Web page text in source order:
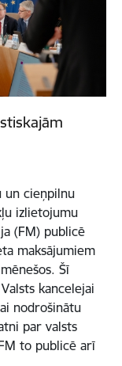
un cieņpilnu
izlietojumu
(FM) publicē
maksājumiem
Šī
kancelejai
nodrošinātu
par valsts
to publicē arī